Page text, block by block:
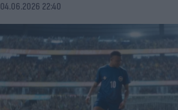
04.06.2026 22:40